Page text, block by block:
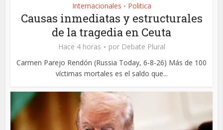
Internacionales • Politica
Causas inmediatas y estructurales
de la tragedia en Ceuta
Hace 4 horas por Debate Plural
Carmen Parejo Rendón (Russia Today, 6-8-26) Más de 100
víctimas mortales es el saldo que...